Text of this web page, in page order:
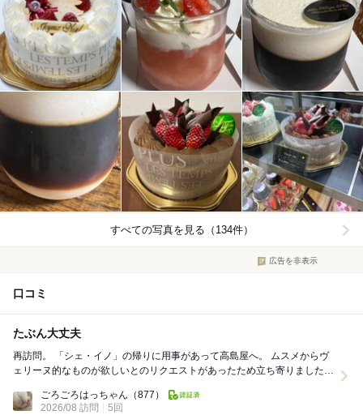
すべての写真を見る（134件）
広告を非表示
口コミ
たぶん大丈夫
再訪問。 「シェ・イノ」の帰りに用事があって高島屋へ。 ムスメからヴ
ェリーヌ的なものが欲しいとのリクエストがあったため立ち寄りました。
ごろごろはっちゃん （877）
2026/08 訪問
5回